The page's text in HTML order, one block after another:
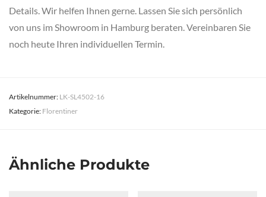
Details. Wir helfen Ihnen gerne. Lassen Sie sich persönlich
von uns im Showroom in Hamburg beraten. Vereinbaren Sie
noch heute Ihren individuellen Termin.
Artikelnummer: LK-SL4502-16
Kategorie: Florentiner
Ähnliche Produkte